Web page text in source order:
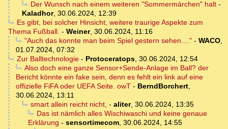
Der Wunsch nach einem weiteren "Sommermärchen" halt-
Kaladhor, 30.06.2024, 12:39
Es gibt, bei solcher Hinsicht, weitere traurige Aspekte zum
Thema Fußball. - Weiner, 30.06.2024, 11:16
"Auch das konnte man beim Spiel gestern sehen...."- WACO,
01.07.2024, 07:32
Zur Balltechnologie- Protoceratops, 30.06.2024, 12:54
Also doch eine ganze Sensor+Sende-Anlage im Ball? der
Bericht könnte ein fake sein, denn es fehlt ein link auf eine
offizielle FiFA oder UEFA Seite. owT - BerndBorchert,
30.06.2024, 13:11
smart allein reicht nicht, - aliter, 30.06.2024, 13:35
Das ist nämlich alles Wischiwaschi und keine genaue
Erklärung - sensortimecom, 30.06.2024, 14:55